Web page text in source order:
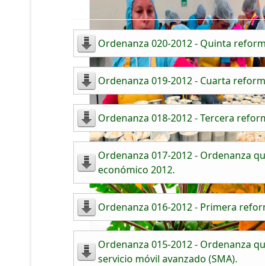
Ordenanza 020-2012 - Quinta
Ordenanza 019-2012 - Cuarta
Ordenanza 018-2012 - Tercera
Ordenanza 017-2012 - Ordenanza
económico 2012.
Ordenanza 016-2012 - Primera
Ordenanza 015-2012 - Ordenanza
servicio móvil avanzado (SMA).